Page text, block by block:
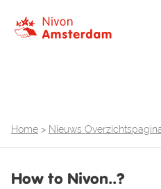
Home > Nieuws
How to Nivon..?